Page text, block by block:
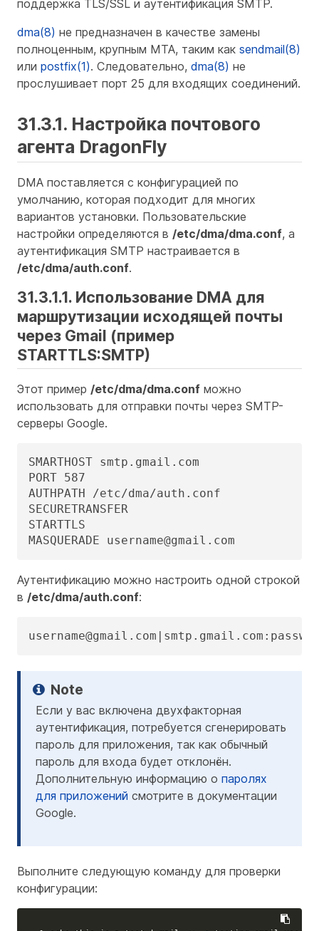
поддержка TLS/SSL и аутентификация SMTP.
dma(8) не предназначен в качестве замены
полноценным, крупным MTA, таким как sendmail(8)
или postfix(1). Следовательно, dma(8) не
прослушивает порт 25 для входящих соединений.
31.3.1. Настройка почтового
агента DragonFly
DMA поставляется с конфигурацией по
умолчанию, которая подходит для многих
вариантов установки. Пользовательские
настройки определяются в /etc/dma/dma.conf, а
аутентификация SMTP настраивается в
/etc/dma/auth.conf.
31.3.1.1. Использование DMA для
маршрутизации исходящей почты
через Gmail (пример
STARTTLS:SMTP)
Этот пример /etc/dma/dma.conf можно
использовать для отправки почты через SMTP-
серверы Google.
SMARTHOST smtp.gmail.com
PORT 587
AUTHPATH /etc/dma/auth.conf
SECURETRANSFER
STARTTLS
MASQUERADE username@gmail.com
Аутентификацию можно настроить одной строкой
в /etc/dma/auth.conf:
Если у вас включена двухфакторная
аутентификация, потребуется сгенерировать
пароль для приложения, так как обычный
пароль для входа будет отклонён.
Дополнительную информацию о паролях
для приложений смотрите в документации
Google.
Выполните следующую команду для проверки
конфигурации: